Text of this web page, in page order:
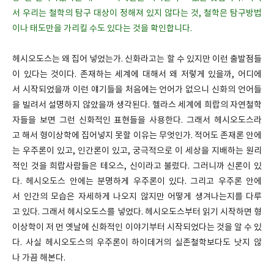
서 우리는 철학의 탐구 대상이 정해져 있지 않다는 것, 철학은 탐구방법
이나 태도만을 가리킬 수도 있다는 것을 확인합니다.
헤시오도스는 왜 집어 넣었는가. 신화라고는 할 수 있지만 이런 출발점들
이 있다는 것이다. 존재하는 세계에 대해서 왜 저렇게 있을까, 어디에
서 시작되었을까 이런 얘기들을 처음에는 언어가 없으니 신화의 언어들
을 빌려서 설명하지 않았을까 생각된다. 헬라스 세계에 희랍의 자연철학
자들을 보면 그런 신화적인 표현들을 사용한다. 그래서 헤시오도스라
고 해서 형이상학에 집어넣지 못할 이유는 무엇인가. 적어도 존재론 안에
는 우주론이 있고, 인간론이 있고, 궁극적으로 이 세상을 지배하는 원리
적인 것을 희랍사람들은 테오스, 신이라고 불렀다. 그러니까 신론이 있
다. 헤시오도스 안에는 분명하게 우주론이 있다. 그리고 우주론 안에
서 인간의 모습은 자세하게 나오지 않지만 어떻게 생겨나는지를 다루
고 있다. 그래서 헤시오도스를 넣었다. 헤시오도스부터 읽기 시작하면 형
이상학이 저 먼 옛날에 신화적인 이야기부터 시작되었다는 것을 알 수 있
다. 사실 헤시오도스의 우주론이 하이데거의 실존철학보다도 낫지 않
나 가끔 해본다.